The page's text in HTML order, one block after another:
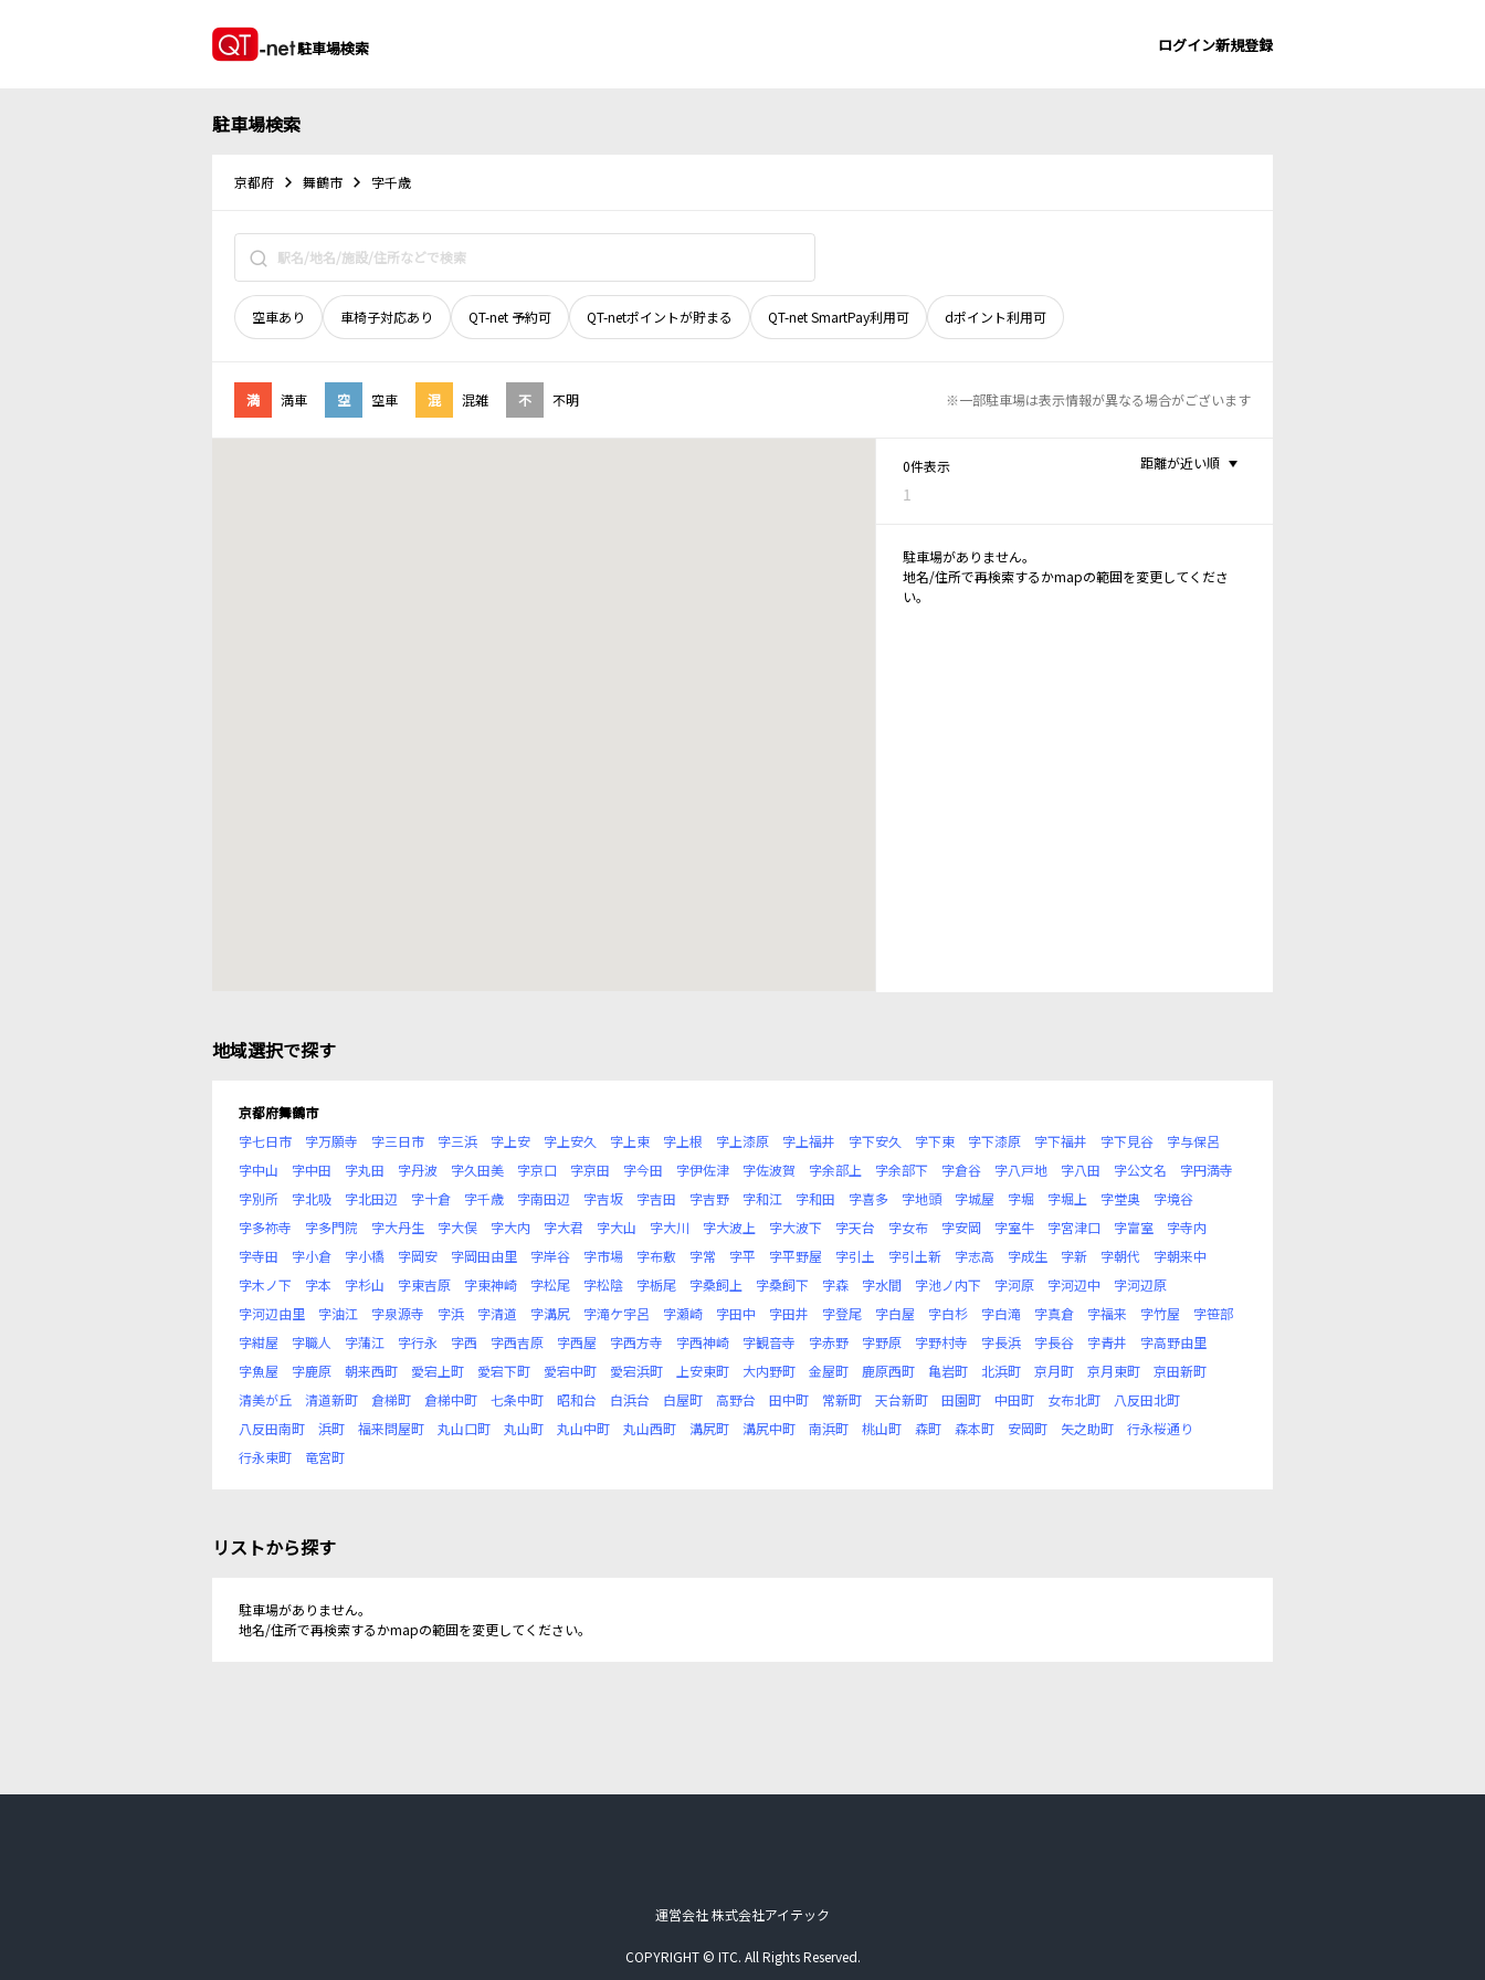
駐車場検索 ログイン新規登録
駐車場検索
京都府 舞鶴市 字千歳
空車あり 車椅子対応あり QT-net 予約可 QT-netポイントが貯まる QT-net SmartPay利用可 dポイント利用可
満 満車 空 空車 混 混雑 不 不明 ※一部駐車場は表示情報が異なる場合がございます
0件表示
1
距離が近い順
駐車場がありません。
地名/住所で再検索するかmapの範囲を変更してくださ
い。
地域選択で探す
京都府舞鶴市
字七日市
字万願寺 字三日市 字三浜 字上安 字上安久 字上東 字上根 字上漆原 字上福井 字下安久 字下東 字下漆原 字下福井 字下見谷
字与保呂
字中山
字中田 字丸田 字丹波 字久田美 字京口 字京田 字今田 字伊佐津 字佐波賀 字余部上 字余部下 字倉谷 字八戸地 字八田 字公文名
字円満寺
字別所
字北吸 字北田辺 字十倉 字千歳 字南田辺 字吉坂 字吉田 字吉野 字和江 字和田 字喜多 字地頭 字城屋 字堀 字堀上 字堂奥
字境谷
字多祢寺
字多門院 字大丹生 字大俣 字大内 字大君 字大山 字大川 字大波上 字大波下 字天台 字女布 字安岡 字室牛 字宮津口 字富室
字寺内
字寺田
字小倉 字小橋 字岡安 字岡田由里 字岸谷 字市場 字布敷 字常 字平 字平野屋 字引土 字引土新 字志高 字成生 字新 字朝代
字朝来中
字木ノ下
字本 字杉山 字東吉原 字東神崎 字松尾 字松陰 字栃尾 字桑飼上 字桑飼下 字森 字水間 字池ノ内下 字河原 字河辺中
字河辺原
字河辺由里
字油江 字泉源寺 字浜 字清道 字溝尻 字滝ケ宇呂 字瀬崎 字田中 字田井 字登尾 字白屋 字白杉 字白滝 字真倉 字福来 字竹屋
字笹部
字紺屋
字職人 字蒲江 字行永 字西 字西吉原 字西屋 字西方寺 字西神崎 字観音寺 字赤野 字野原 字野村寺 字長浜 字長谷 字青井
字高野由里
字魚屋
字鹿原 朝来西町 愛宕上町 愛宕下町 愛宕中町 愛宕浜町 上安東町 大内野町 金屋町 鹿原西町 亀岩町 北浜町 京月町 京月東町
京田新町
清美が丘
清道新町 倉梯町 倉梯中町 七条中町 昭和台 白浜台 白屋町 高野台 田中町 常新町 天台新町 田園町 中田町 女布北町
八反田北町
八反田南町
浜町 福来問屋町 丸山口町 丸山町 丸山中町 丸山西町 溝尻町 溝尻中町 南浜町 桃山町 森町 森本町 安岡町 矢之助町
行永桜通り
行永東町
竜宮町
リストから探す
駐車場がありません。
地名/住所で再検索するかmapの範囲を変更してください。
運営会社 株式会社アイテック
COPYRIGHT © ITC. All Rights Reserved.